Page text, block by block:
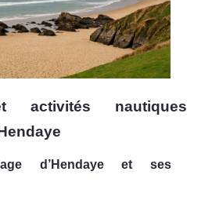
activités nautiques
d’Hendaye et ses